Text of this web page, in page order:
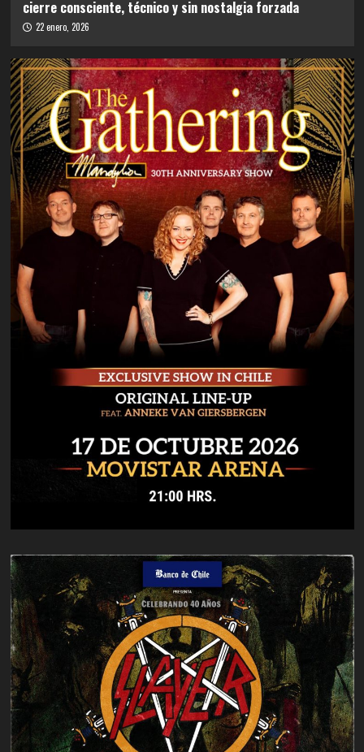
cierre consciente, técnico y sin nostalgia forzada
22 enero, 2026